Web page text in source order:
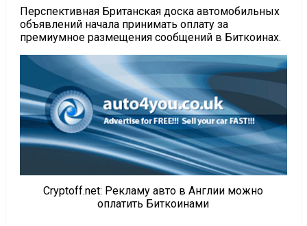
Перспективная Британская доска автомобильных
объявлений начала принимать оплату за
премиумное размещения сообщений в Биткоинах.
Cryptoff.net: Рекламу авто в Англии можно
оплатить Биткоинами